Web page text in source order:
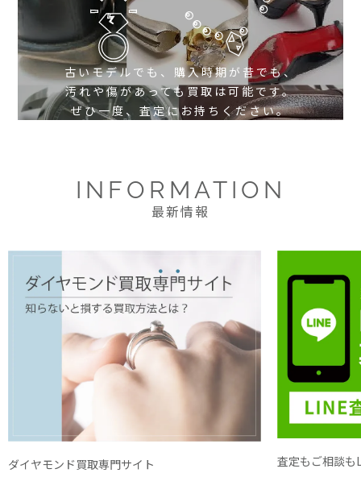
古いモデルでも、購入時期が昔でも、
汚れや傷があっても買取は可能です。
ぜひ一度、査定にお持ちください。
INFORMATION
最新情報
ダイヤモンド買取専門サイト 査定もご相談も